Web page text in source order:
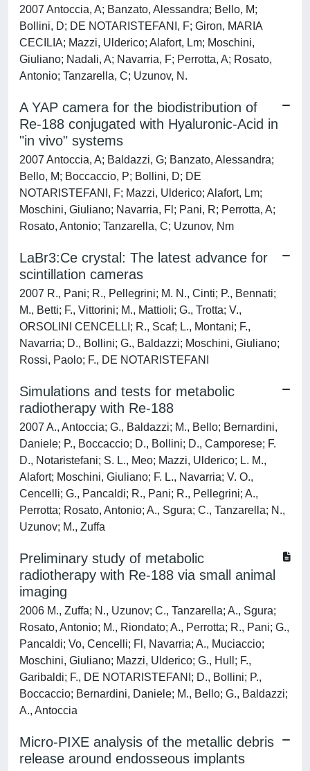
2007 Antoccia, A; Banzato, Alessandra; Bello, M;
Bollini, D; DE NOTARISTEFANI, F; Giron, MARIA
CECILIA; Mazzi, Ulderico; Alafort, Lm; Moschini,
Giuliano; Nadali, A; Navarria, F; Perrotta, A; Rosato,
Antonio; Tanzarella, C; Uzunov, N.
A YAP camera for the biodistribution of
Re-188 conjugated with Hyaluronic-Acid in
"in vivo" systems
2007 Antoccia, A; Baldazzi, G; Banzato, Alessandra;
Bello, M; Boccaccio, P; Bollini, D; DE
NOTARISTEFANI, F; Mazzi, Ulderico; Alafort, Lm;
Moschini, Giuliano; Navarria, Fl; Pani, R; Perrotta, A;
Rosato, Antonio; Tanzarella, C; Uzunov, Nm
LaBr3:Ce crystal: The latest advance for
scintillation cameras
2007 R., Pani; R., Pellegrini; M. N., Cinti; P., Bennati;
M., Betti; F., Vittorini; M., Mattioli; G., Trotta; V.,
ORSOLINI CENCELLI; R., Scaf; L., Montani; F.,
Navarria; D., Bollini; G., Baldazzi; Moschini, Giuliano;
Rossi, Paolo; F., DE NOTARISTEFANI
Simulations and tests for metabolic
radiotherapy with Re-188
2007 A., Antoccia; G., Baldazzi; M., Bello; Bernardini,
Daniele; P., Boccaccio; D., Bollini; D., Camporese; F.
D., Notaristefani; S. L., Meo; Mazzi, Ulderico; L. M.,
Alafort; Moschini, Giuliano; F. L., Navarria; V. O.,
Cencelli; G., Pancaldi; R., Pani; R., Pellegrini; A.,
Perrotta; Rosato, Antonio; A., Sgura; C., Tanzarella; N.,
Uzunov; M., Zuffa
Preliminary study of metabolic
radiotherapy with Re-188 via small animal
imaging
2006 M., Zuffa; N., Uzunov; C., Tanzarella; A., Sgura;
Rosato, Antonio; M., Riondato; A., Perrotta; R., Pani; G.,
Pancaldi; Vo, Cencelli; Fl, Navarria; A., Muciaccio;
Moschini, Giuliano; Mazzi, Ulderico; G., Hull; F.,
Garibaldi; F., DE NOTARISTEFANI; D., Bollini; P.,
Boccaccio; Bernardini, Daniele; M., Bello; G., Baldazzi;
A., Antoccia
Micro-PIXE analysis of the metallic debris
release around endosseous implants